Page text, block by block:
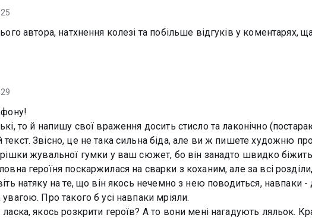
автора, натхнення колезі та побільше відгуків у коментарях,
то й напишу свої враження досить стисло та лаконічно
Звісно, це не така сильна біда, але ви ж пишете художню
жувальної гумки у ваш сюжет, бо він занадто швидко
героїня поскаржилася на сварки з коханим, але за всі
натяку на те, що він якось нечемно з нею поводиться, навпаки
Про такого б усі навпаки мріяли.
якось розкрити героїв? А то вони мені нагадують ляльок.